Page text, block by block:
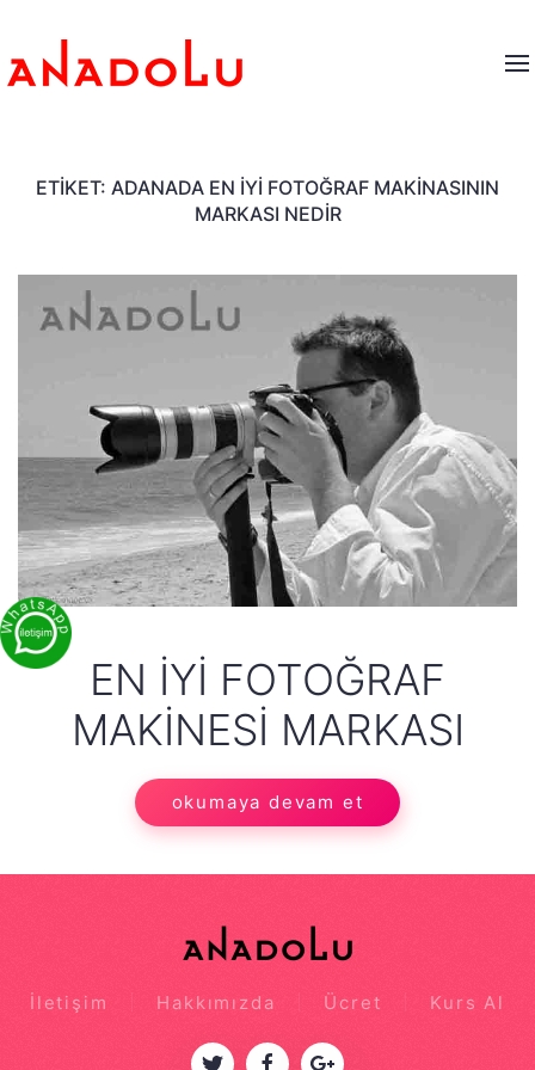
ETIKET: ADANADA EN İYI FOTOĞRAF MAKINASININ
MARKASI NEDIR
EN İYI FOTOĞRAF
MAKINESI MARKASI
okumaya devam et
İletişim Hakkımızda Ücret Kurs Al